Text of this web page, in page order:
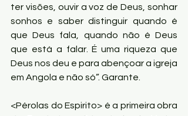
ter visões, ouvir a voz de Deus, sonhar
sonhos e saber distinguir quando é
que Deus fala, quando não é Deus
que está a falar. É uma riqueza que
Deus nos deu e para abençoar a igreja
em Angola e não só”. Garante.
<Pérolas do Espirito> é a primeira obra